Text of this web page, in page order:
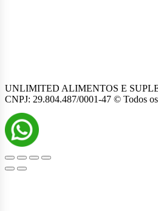
UNLIMITED ALIMENTOS E
CNPJ: 29.804.487/0001-47 © Todos